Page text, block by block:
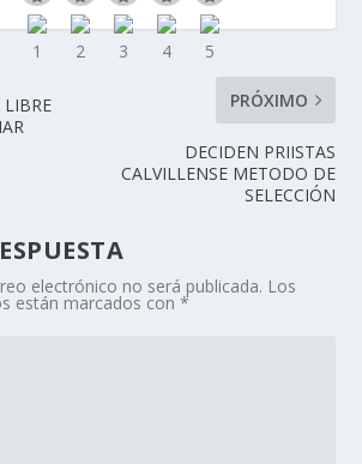
LIBRE
PRÓXIMO
DECIDEN PRIISTAS
CALVILLENSE METODO DE
SELECCIÓN
electrónico no será publicada. Los
están marcados con*